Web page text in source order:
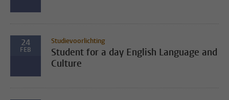
24
FEB
Studievoorlichting
Student for a day English Language and
Culture